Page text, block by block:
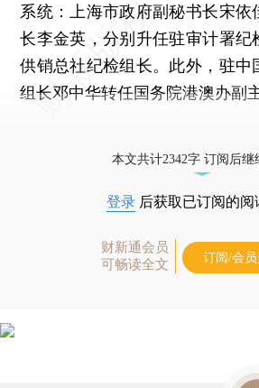
系统：上海市政府副秘书长宋依
长李金英，分别升任驻审计署纪
供销总社纪检组长。此外，驻中
组长邓中华转任国务院港澳办副
本文共计2342字 订阅后继
登录 后获取已订阅的阅
财新通会员
可畅读全文
订阅/会员